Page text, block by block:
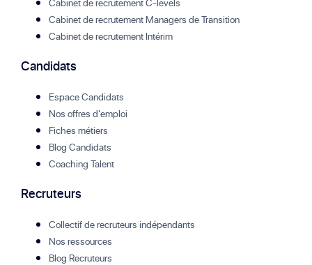
Cabinet de recrutement Managers de Transition
Cabinet de recrutement Intérim
Candidats
Espace Candidats
Nos offres d'emploi
Fiches métiers
Blog Candidats
Coaching Talent
Recruteurs
Collectif de recruteurs indépendants
Nos ressources
Blog Recruteurs